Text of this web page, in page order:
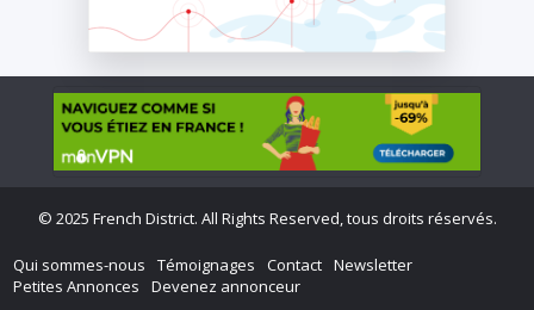
© 2025 French District. All Rights Reserved, tous droits réservés.
Qui sommes-nous Témoignages Contact Newsletter
Petites Annonces
Devenez annonceur